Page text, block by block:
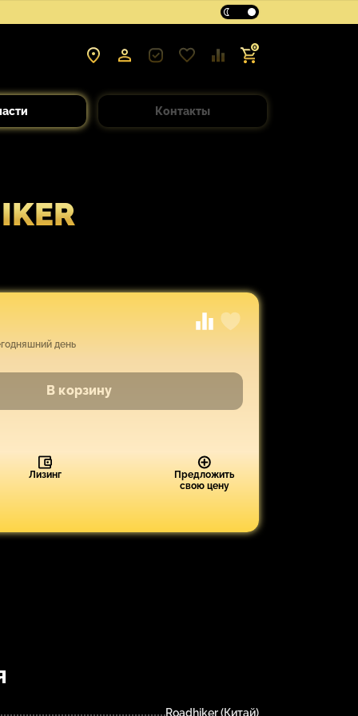
0
Контакты
Roadhiker (Китай)
день
В корзину
Лизинг
Предложить
свою цену